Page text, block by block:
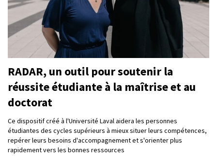
RADAR, un outil pour soutenir la
réussite étudiante à la maîtrise et au
doctorat
Ce dispositif créé à l'Université Laval aidera les personnes
étudiantes des cycles supérieurs à mieux situer leurs compétences,
repérer leurs besoins d'accompagnement et s'orienter plus
rapidement vers les bonnes ressources